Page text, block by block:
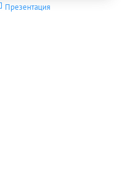
Презентация